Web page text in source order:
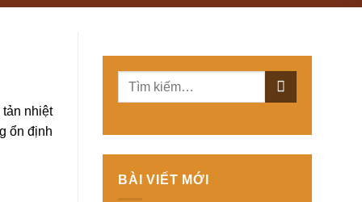
nhiệt
ổn định
BÀI VIẾT MỚI